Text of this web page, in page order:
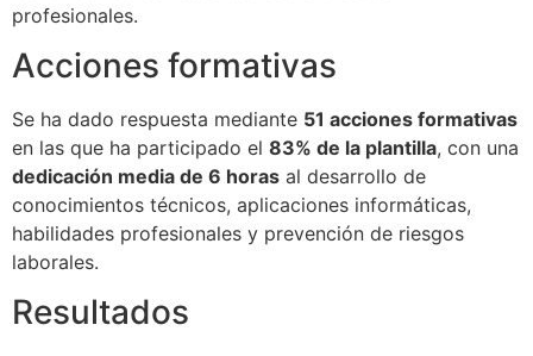
profesionales.
Acciones formativas
Se ha dado respuesta mediante 51 acciones formativas
en las que ha participado el 83% de la plantilla, con una
dedicación media de 6 horas al desarrollo de
conocimientos técnicos, aplicaciones informáticas,
habilidades profesionales y prevención de riesgos
laborales.
Resultados